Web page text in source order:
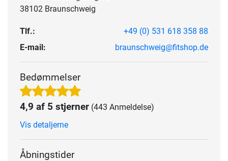
38102 Braunschweig
Tlf.:
+49 (0) 531 618 358 88
E-mail:
braunschweig@fitshop.de
Bedømmelser
4,9 af 5 stjerner (443 Anmeldelse)
Vis detaljerne
Åbningstider